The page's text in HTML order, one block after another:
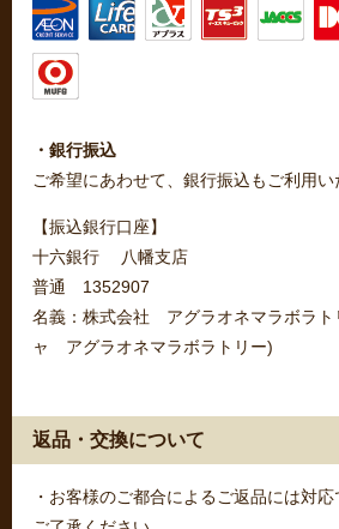
・銀行振込
ご希望にあわせて、銀行振込もご利用い
【振込銀行口座】
十六銀行 八幡支店
普通 1352907
名義：株式会社 アグラオネマラボラト
ャ アグラオネマラボラトリー)
返品・交換について
・お客様のご都合によるご返品には対